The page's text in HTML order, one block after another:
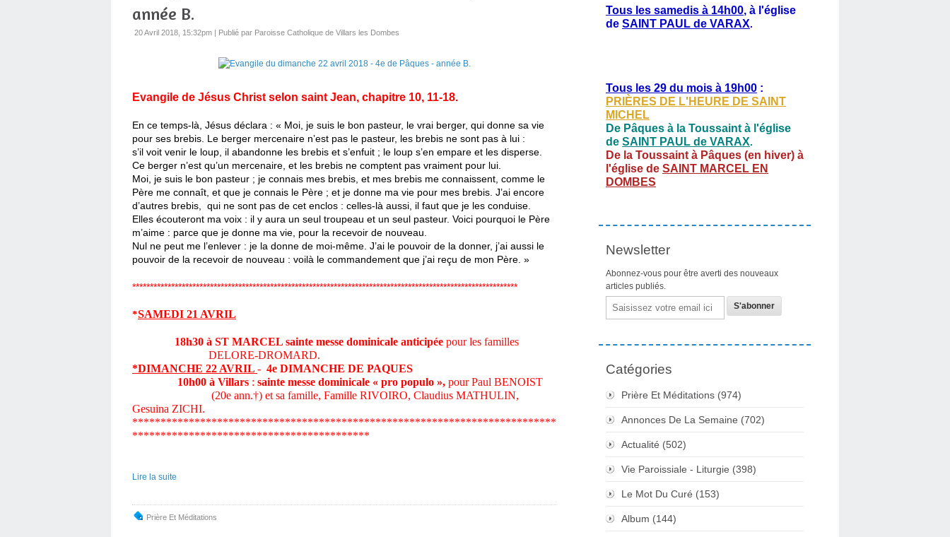
année B.
20 Avril 2018, 15:32pm | Publié par Paroisse Catholique de Villars les Dombes
Evangile de Jésus Christ selon saint Jean, chapitre 10, 11-18.
En ce temps-là, Jésus déclara : « Moi, je suis le bon pasteur, le vrai berger, qui donne sa vie
pour ses brebis. Le berger mercenaire n’est pas le pasteur, les brebis ne sont pas à lui :
s’il voit venir le loup, il abandonne les brebis et s’enfuit ; le loup s’en empare et les disperse.
Ce berger n’est qu’un mercenaire, et les brebis ne comptent pas vraiment pour lui.
Moi, je suis le bon pasteur ; je connais mes brebis, et mes brebis me connaissent, comme le
Père me connaît, et que je connais le Père ; et je donne ma vie pour mes brebis. J’ai encore
d’autres brebis, qui ne sont pas de cet enclos : celles-là aussi, il faut que je les conduise.
Elles écouteront ma voix : il y aura un seul troupeau et un seul pasteur. Voici pourquoi le Père
m’aime : parce que je donne ma vie, pour la recevoir de nouveau.
Nul ne peut me l’enlever : je la donne de moi-même. J’ai le pouvoir de la donner, j’ai aussi le
pouvoir de la recevoir de nouveau : voilà le commandement que j’ai reçu de mon Père. »
*************************************************************************************************************
*SAMEDI 21 AVRIL
18h30 à ST MARCEL sainte messe dominicale anticipée pour les familles
DELORE-DROMARD.
*DIMANCHE 22 AVRIL - 4e DIMANCHE DE PAQUES
10h00 à Villars : sainte messe dominicale « pro populo », pour Paul BENOIST
(20e ann.†) et sa famille, Famille RIVOIRO, Claudius MATHULIN,
Gesuina ZICHI.
***************************************************************************
******************************************
Lire la suite
Prière Et Méditations
Tous les samedis à 14h00, à l'église
de SAINT PAUL de VARAX.
Tous les 29 du mois à 19h00 :
PRIÈRES DE L'HEURE DE SAINT
MICHEL
De Pâques à la Toussaint à l'église
de SAINT PAUL de VARAX.
De la Toussaint à Pâques (en hiver) à
l'église de SAINT MARCEL EN
DOMBES
Newsletter
Abonnez-vous pour être averti des nouveaux
articles publiés.
Email
Catégories
Prière Et Méditations (974)
Annonces De La Semaine (702)
Actualité (502)
Vie Paroissiale - Liturgie (398)
Le Mot Du Curé (153)
Album (144)